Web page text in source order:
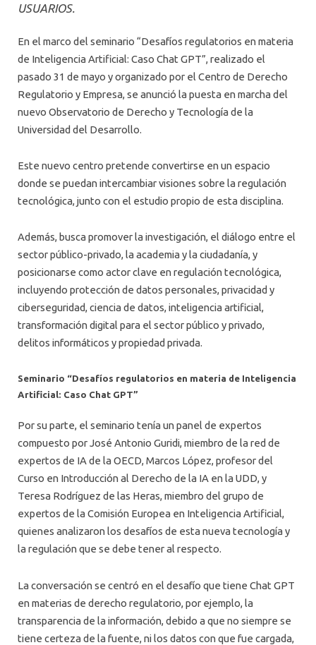
USUARIOS.
En el marco del seminario “Desafíos regulatorios en materia
de Inteligencia Artificial: Caso Chat GPT”, realizado el
pasado 31 de mayo y organizado por el Centro de Derecho
Regulatorio y Empresa, se anunció la puesta en marcha del
nuevo Observatorio de Derecho y Tecnología de la
Universidad del Desarrollo.
Este nuevo centro pretende convertirse en un espacio
donde se puedan intercambiar visiones sobre la regulación
tecnológica, junto con el estudio propio de esta disciplina.
Además, busca promover la investigación, el diálogo entre el
sector público-privado, la academia y la ciudadanía, y
posicionarse como actor clave en regulación tecnológica,
incluyendo protección de datos personales, privacidad y
ciberseguridad, ciencia de datos, inteligencia artificial,
transformación digital para el sector público y privado,
delitos informáticos y propiedad privada.
Seminario “Desafíos regulatorios en materia de Inteligencia
Artificial: Caso Chat GPT”
Por su parte, el seminario tenía un panel de expertos
compuesto por José Antonio Guridi, miembro de la red de
expertos de IA de la OECD, Marcos López, profesor del
Curso en Introducción al Derecho de la IA en la UDD, y
Teresa Rodríguez de las Heras, miembro del grupo de
expertos de la Comisión Europea en Inteligencia Artificial,
quienes analizaron los desafíos de esta nueva tecnología y
la regulación que se debe tener al respecto.
La conversación se centró en el desafío que tiene Chat GPT
en materias de derecho regulatorio, por ejemplo, la
transparencia de la información, debido a que no siempre se
tiene certeza de la fuente, ni los datos con que fue cargada,